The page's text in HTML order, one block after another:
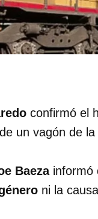
confirmó el
un vagón de
Baezainformó
ni la